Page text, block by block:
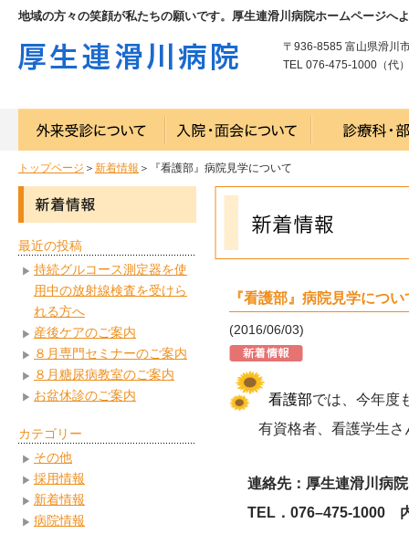
地域の方々の笑顔が私たちの願いです。厚生連滑川病院ホームページへ
〒936-8585 富山県滑川
TEL 076-475-1000（代
トップページ ＞ 新着情報 ＞『看護部』病院見学について
『看護部』病院見学につい
(2016/06/03)
看護部では、今年度
有資格者、看護学生さ
連絡先：厚生連滑川
TEL．076–475-1000
最近の投稿
持続グルコース測定器を使
用中の放射線検査を受けら
れる方へ
産後ケアのご案内
８月専門セミナーのご案内
８月糖尿病教室のご案内
お盆休診のご案内
カテゴリー
その他
採用情報
新着情報
病院情報